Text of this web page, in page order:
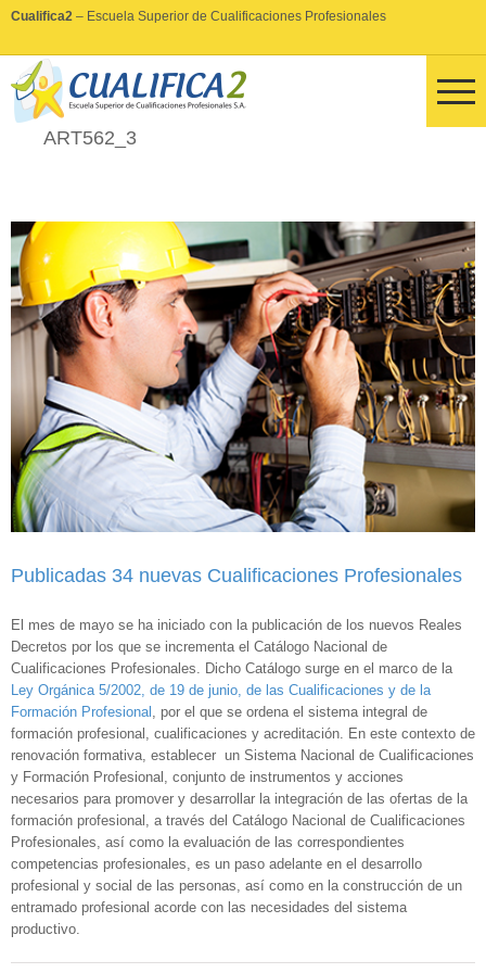
Cualifica2 – Escuela Superior de Cualificaciones Profesionales
ART562_3
Publicadas 34 nuevas Cualificaciones Profesionales
El mes de mayo se ha iniciado con la publicación de los nuevos Reales
Decretos por los que se incrementa el Catálogo Nacional de
Cualificaciones Profesionales. Dicho Catálogo surge en el marco de la
Ley Orgánica 5/2002, de 19 de junio, de las Cualificaciones y de la
Formación Profesional , por el que se ordena el sistema integral de
formación profesional, cualificaciones y acreditación. En este contexto de
renovación formativa, establecer un Sistema Nacional de Cualificaciones
y Formación Profesional, conjunto de instrumentos y acciones
necesarios para promover y desarrollar la integración de las ofertas de la
formación profesional, a través del Catálogo Nacional de Cualificaciones
Profesionales, así como la evaluación de las correspondientes
competencias profesionales, es un paso adelante en el desarrollo
profesional y social de las personas, así como en la construcción de un
entramado profesional acorde con las necesidades del sistema
productivo.